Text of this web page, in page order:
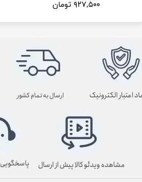
۹۲۷,۵۰۰ تومان
ارسال به تمام کشور
پاسخگویی۸/۳۰ تا ۱۹/۳۰
اعتبار الکترونیک
مشاهده ویدئو کالا پیش از ارسال